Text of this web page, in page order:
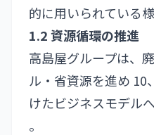
的に用いられている
1.2 資源循環の推進
高島屋グループは、
ル・省資源を進め 10
けたビジネスモデル
。